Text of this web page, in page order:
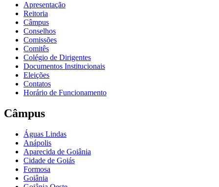
Apresentação
Reitoria
Câmpus
Conselhos
Comissões
Comitês
Colégio de Dirigentes
Documentos Institucionais
Eleições
Contatos
Horário de Funcionamento
Câmpus
Águas Lindas
Anápolis
Aparecida de Goiânia
Cidade de Goiás
Formosa
Goiânia